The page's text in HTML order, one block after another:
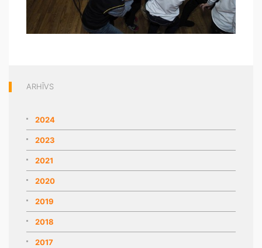
ARHĪVS
2024
2023
2021
2020
2019
2018
2017